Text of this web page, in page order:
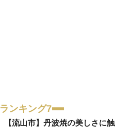
ランキング7
【流山市】丹波焼の美しさに触